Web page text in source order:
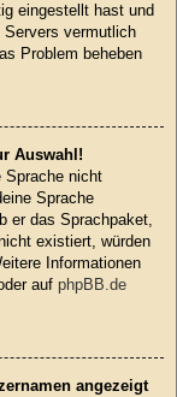
eingestellt hast und
vermutlich
Problem beheben
Auswahl!
Sprache nicht
Sprache
er das Sprachpaket,
existiert, würden
Informationen
auf phpBB.de
angezeigt